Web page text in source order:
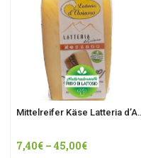
Mittelreifer
7,40€ –45,00€